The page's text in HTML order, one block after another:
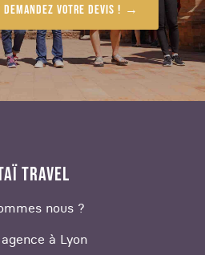
votre devis !
TRAVEL
nous ?
à Lyon